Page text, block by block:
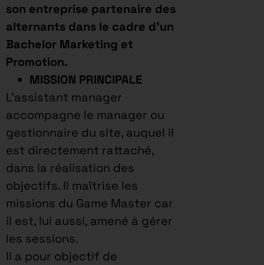
son entreprise partenaire des
alternants dans le cadre d’un
Bachelor Marketing et
Promotion.
MISSION PRINCIPALE
L’assistant manager
accompagne le manager ou
gestionnaire du site, auquel il
est directement rattaché,
dans la réalisation des
objectifs. Il maîtrise les
missions du Game Master car
il est, lui aussi, amené à gérer
les sessions.
Il a pour objectif de